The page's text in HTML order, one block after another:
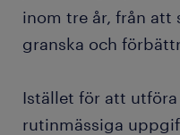
inom tre år, från att
granska och
Istället för att
rutinmässiga